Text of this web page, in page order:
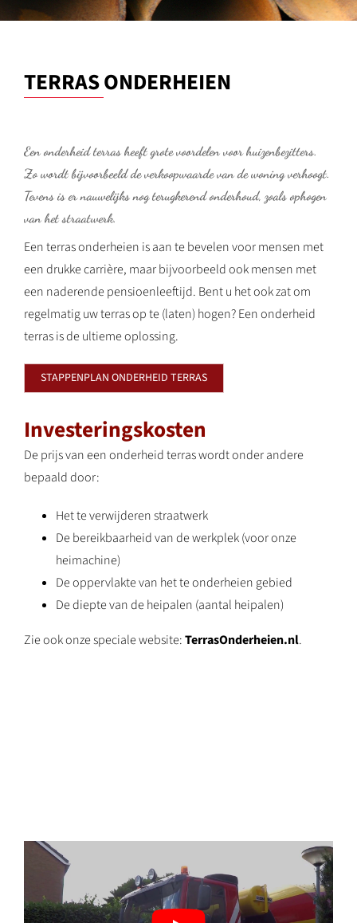
TERRAS ONDERHEIEN
Een onderheid terras heeft grote voordelen voor huizenbezitters.
Zo wordt bijvoorbeeld de verkoopwaarde van de woning verhoogt.
Tevens is er nauwelijks nog terugkerend onderhoud, zoals ophogen
van het straatwerk.
Een terras onderheien is aan te bevelen voor mensen met
een drukke carrière, maar bijvoorbeeld ook mensen met
een naderende pensioenleeftijd. Bent u het ook zat om
regelmatig uw terras op te (laten) hogen? Een onderheid
terras is de ultieme oplossing.
STAPPENPLAN ONDERHEID TERRAS
Investeringskosten
De prijs van een onderheid terras wordt onder andere
bepaald door:
Het te verwijderen straatwerk
De bereikbaarheid van de werkplek (voor onze
heimachine)
De oppervlakte van het te onderheien gebied
De diepte van de heipalen (aantal heipalen)
Zie ook onze speciale website:TerrasOnderheien.nl.